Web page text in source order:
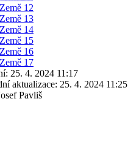
25. 4. 2024 11:17
aktualizace: 25. 4. 2024 11:25
Pavliš